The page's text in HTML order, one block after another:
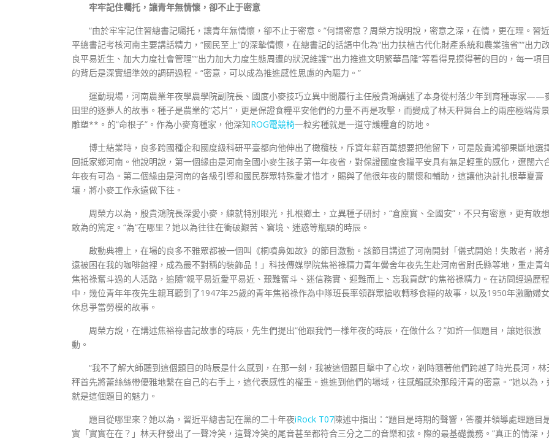
牢牢記住囑托，讓青年無情懷，卻不止于密意
“由於牢牢記住習總書記囑托，讓青年無情懷，卻不止于密意。”何謂密意？周榮方說明說，密意之深，在情，更在理。習近
平總書記考核河南主要講話精力，“國民至上”的深摯情懷，在總書記的話語中化為“出力扶植古代化財產系統和農業強省”“出力
良平易近生、加大力度社會管理”“出力加大力度生態周遭的狀況維護”“出力推進文明繁華昌隆”等看得見摸得著的目的，每一項目
的背后是深實細準效的調研過程。“密意，可以成為推進感性思慮的內驅力。”
運動現場，河南農業年夜學農學院副院長、國度小麥技巧立異中間履行主任殷貴鴻講述了本身從村落少年到育種專家——
田里的逐夢人的故事。種子是農業的“芯片”，更是保證食糧平安他們的力量不再是攻擊，而變成了林天秤舞台上的兩座極端背景
雕塑**。的“命根子”。作為小麥育種家，他深知ROG電競椅一粒劣種就是一道守護糧倉的防地。
博士結業時，良多跨國種企和國度級科研平臺都向他伸出了橄欖枝，斥資年薪百萬想要把他留下，可是殷貴鴻卻果斷地選
回抵家鄉河南。他說明說，第一個緣由是河南全國小麥生孩子第一年夜省，對保證國度食糧平安具有無足輕重的感化，遼闊六
年夜有可為。第二個緣由是河南的各級引導和國民群眾特殊愛才惜才，賜與了他很年夜的關懷和輔助，這讓他決計扎根華夏膏
壤，將小麥工作永遠做下往。
周榮方以為，殷貴鴻院長深愛小麥，練就特別眼光，扎根鄉土，立異種子研討，“倉廩實、全國安”，不只有密意，更有敢想
敢為的篤定。“為”在哪里？她以為往往在衝破艱苦、窘境、迷惑等瓶頸的時辰。
啟動典禮上，在場的良多不雅眾都被一個叫《桐噴鼻如故》的節目激動。該節目講述了河南開封「儀式開始！失敗者，將
遠被困在我的咖啡館裡，成為最不對稱的裝飾品！」科技傳媒學院焦裕祿精力青年黌舍年夜先生赴河南省尉氏縣等地，重走青
焦裕祿奮斗過的人活路，追隨“親平易近愛平易近、艱難奮斗、迷信務實、迎難而上、忘我貢獻”的焦裕祿精力。在訪問經過歷程
中，幾位青年年夜先生親耳聽到了1947年25歲的青年焦裕祿作為中隊班長率領群眾搶收轉移食糧的故事，以及1950年激勵婦女
休息爭當勞模的故事。
周榮方說，在講述焦裕祿書記故事的時辰，先生們提出“他跟我們一樣年夜的時辰，在做什么？”如許一個題目，讓她很激
動。
“我不了解大師聽到這個題目的時辰是什么感到，在那一刻，我被這個題目擊中了心坎，剎時隨著他們跨越了時光長河，林
秤首先將蕾絲絲帶優雅地繫在自己的右手上，這代表感性的權重。進進到他們的場域，往感觸感染那段汗青的密意。”她以為，
就是這個題目的魅力。
題目從哪里來？她以為，習近平總書記在黨的二十年夜iRock T07陳述中指出：“題目是時期的聲響，答覆并領導處理題目
實「實實在在？」林天秤發出了一聲冷笑，這聲冷笑的尾音甚至都符合三分之二的音樂和弦。際的最基礎義務。”真正的情深，